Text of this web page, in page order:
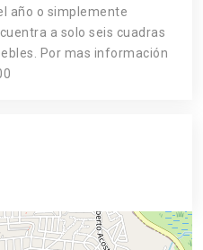
año o simplemente
a solo seis cuadras
Por mas información